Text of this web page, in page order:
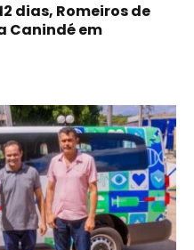
dias, Romeiros de
Canindé em